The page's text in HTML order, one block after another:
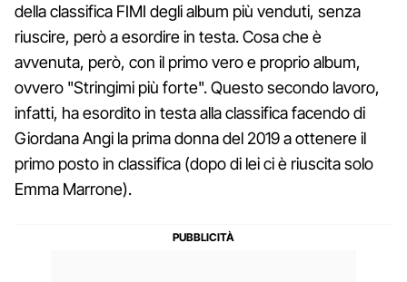
della classifica FIMI degli album più venduti, senza
riuscire, però a esordire in testa. Cosa che è
avvenuta, però, con il primo vero e proprio album,
ovvero "Stringimi più forte". Questo secondo lavoro,
infatti, ha esordito in testa alla classifica facendo di
Giordana Angi la prima donna del 2019 a ottenere il
primo posto in classifica (dopo di lei ci è riuscita solo
Emma Marrone).